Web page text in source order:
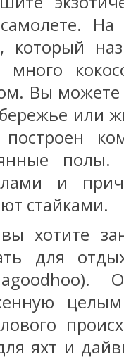
который
много
Вы можете
или
и
стайками.
хотите
для
яхт и